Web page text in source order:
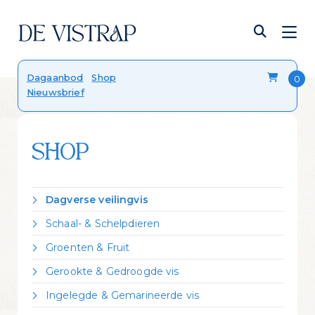
Verser dan vers
Onze viskalender
Blog
Contact
Dagaanbod
Shop
Nieuwsbrief
SHOP
Dagverse veilingvis
Dorade Royal
Forel
Griet
Heek
Hondshaai
Kabeljauw
Schaal- & Schelpdieren
Crevettes vannamei gekookt
Garnalen gepeld
Krabpoten rauw
Kreeft Canadees levend
Mosselen Zeeuws bodemcultuur
Groenten & Fruit
Citroen
Zeekraal
Gerookte & Gedroogde vis
Gerookte forel
Gerookte heilbot
Ingelegde & Gemarineerde vis